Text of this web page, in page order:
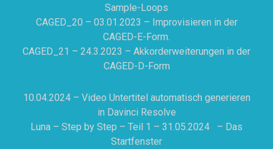
Sample-Loops
CAGED_20 – 03.01.2023 – Improvisieren in der
CAGED-E-Form.
CAGED_21 – 24.3.2023 – Akkorderweiterungen in der
CAGED-D-Form
10.04.2024 – Video Untertitel automatisch generieren
in Davinci Resolve
Luna – Step by Step – Teil 1 – 31.05.2024 – Das
Startfenster